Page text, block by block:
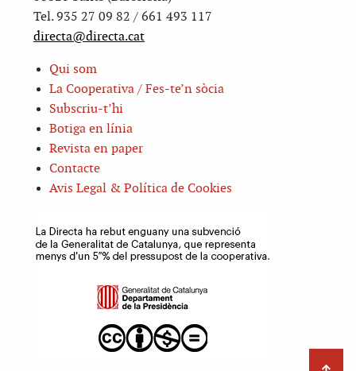
Tel. 935 27 09 82 / 661 493 117
directa@directa.cat
Qui som
La Cooperativa / Fes-te’n sòcia
Subscriu-t’hi
Botiga en línia
Revista en paper
Contacte
Avis Legal & Política de Cookies